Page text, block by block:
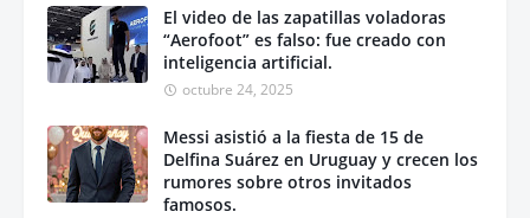
El video de las zapatillas voladoras
“Aerofoot” es falso: fue creado con
inteligencia artificial.
octubre 24, 2025
Messi asistió a la fiesta de 15 de
Delfina Suárez en Uruguay y crecen los
rumores sobre otros invitados
famosos.